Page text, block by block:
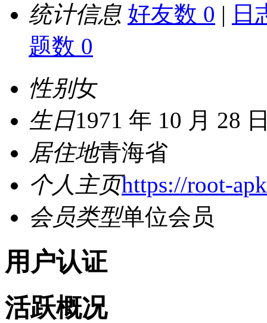
统计信息 好友数 0 | 日
题数 0
性别女
生日1971 年 10 月 28
居住地青海省
个人主页https://root-
会员类型单位会员
用户认证
活跃概况